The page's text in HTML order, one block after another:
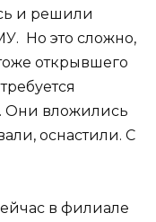
и решили
Но это сложно,
открывшего
Они вложились
оснастили. С
в филиале